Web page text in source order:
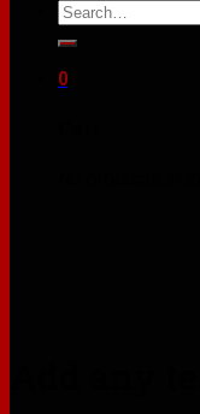
Search
for:
0